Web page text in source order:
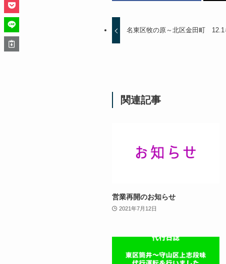
名東区牧の原～北区金田町 12.1
関連記事
営業再開のお知らせ
2021年7月12日